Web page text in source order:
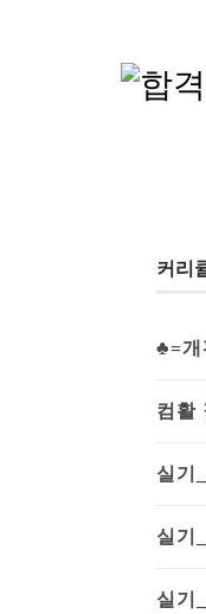
커리
♣=개
컴활
실기
실기
실기